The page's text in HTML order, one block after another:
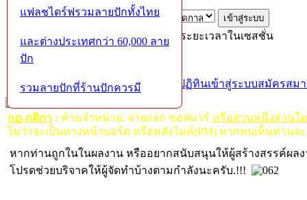
เข้าสู่ระบบด้วยชื่อผู้ใช้ รหัสผ่าน และระยะเวลาในเซสชั่น
หน้าแรก เว็บบอร์ด ช่วยเหลือ ปฏิทินเข้าสู่ระบบสมัครสม
กฏ-กติกา : ห้ามจำหน่าย, จ่ายแจก ซอฟแวร์ หรือส่วนหนึ่งส่วนใ
ไม่ว่าจะเป็นทางหน้าบอร์ด หรือหลังไมค์(PM) หากพบเห็นท่านจ
หากท่านถูกในในผลงาน หรืออยากสนับสนุนให้ผู้สร้างสรรค์ผล
โปรดช่วยบริจาคให้ผู้จัดทำบ้างตามกำลังนะครับ.!!!
แฟลชไดร์ฟรวมลายปักทั้งไทย
และต่างประเทศกว่า 60,000 ลาย
ปัก
รวมลายปักที่ร้านปักควรมี